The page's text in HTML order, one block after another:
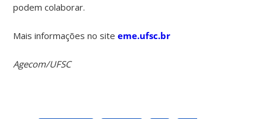
podem colaborar.
Mais informações no siteeme.ufsc.br
Agecom/UFSC